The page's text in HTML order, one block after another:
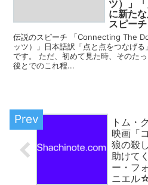
ツ）」
に新た
スピーチ
伝説のスピーチ 「Connecting The
ッツ）」日本語訳「点と点をつなげ
です。 ただ、初めて見た時、そのた
後とでのこれ程...
トム・
映画「
狼の殺
助けて
ー・フ
ニエル